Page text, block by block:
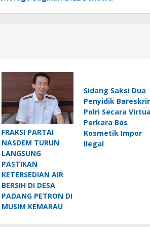
FRAKSI PARTAI
NASDEM TURUN
LANGSUNG
PASTIKAN
KETERSEDIAN AIR
BERSIH DI DESA
PADANG PETRON DI
MUSIM KEMARAU
Sidang Saksi Dua
Penyidik
Polri Secara
Perkara Bos
Kosmetik Impor
Ilegal